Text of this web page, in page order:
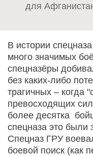
для
В истории
много значимых
спецназёры
без каких-либо
трагичных – когда
превосходящих
более десятка
спецназа это были
Спецназ ГРУ
боевой поиск (как